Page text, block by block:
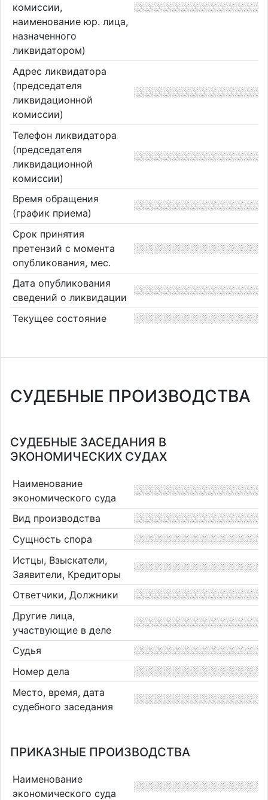
комиссии,
наименование юр. лица,
назначенного
ликвидатором)
Адрес ликвидатора
(председателя
ликвидационной
комиссии)
Телефон ликвидатора
(председателя
ликвидационной
комиссии)
Время обращения
(график приема)
Срок принятия
претензий с момента
опубликования, мес.
Дата опубликования
сведений о ликвидации
Текущее состояние
СУДЕБНЫЕ ПРОИЗВОДСТВА
СУДЕБНЫЕ ЗАСЕДАНИЯ В
ЭКОНОМИЧЕСКИХ СУДАХ
Наименование
экономического суда
Вид производства
Сущность спора
Истцы, Взыскатели,
Заявители, Кредиторы
Ответчики, Должники
Другие лица,
участвующие в деле
Судья
Номер дела
Место, время, дата
судебного заседания
ПРИКАЗНЫЕ ПРОИЗВОДСТВА
Наименование
экономического суда